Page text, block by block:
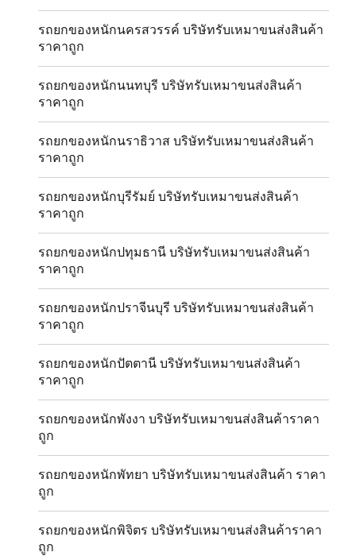
รถยกของหนักนครสวรรค์ บริษัทรับเหมาขนส่งสินค้า
ราคาถูก
รถยกของหนักนนทบุรี บริษัทรับเหมาขนส่งสินค้า
ราคาถูก
รถยกของหนักนราธิวาส บริษัทรับเหมาขนส่งสินค้า
ราคาถูก
รถยกของหนักบุรีรัมย์ บริษัทรับเหมาขนส่งสินค้า
ราคาถูก
รถยกของหนักปทุมธานี บริษัทรับเหมาขนส่งสินค้า
ราคาถูก
รถยกของหนักปราจีนบุรี บริษัทรับเหมาขนส่งสินค้า
ราคาถูก
รถยกของหนักปัตตานี บริษัทรับเหมาขนส่งสินค้า
ราคาถูก
รถยกของหนักพังงา บริษัทรับเหมาขนส่งสินค้าราคา
ถูก
รถยกของหนักพัทยา บริษัทรับเหมาขนส่งสินค้า ราคา
ถูก
รถยกของหนักพิจิตร บริษัทรับเหมาขนส่งสินค้าราคา
ถูก